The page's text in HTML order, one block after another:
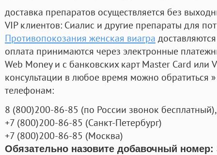
доставка препаратов осуществляется без
VIP клиентов: Сиалис и другие препараты для
Противопокозания женская виагра
оплата принимаются через электронные
Web Money и с банковских карт Master Card или
консультации в любое время можно обратиться
телефонам:
8 (800)200-86-85 (по России звонок бесплатный),
+7 (800)200-86-85 (Санкт-Петербург)
+7 (800)200-86-85 (Москва)
Обязательно назовите добавочный номер: